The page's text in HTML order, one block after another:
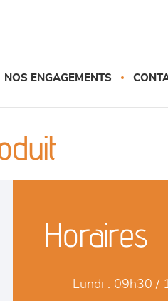
NOS ENGAGEMENTS
Horaires
Lundi : 09h30 /